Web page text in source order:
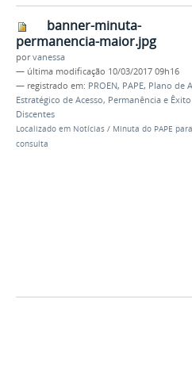
banner-minuta-
permanencia-maior.jpg
porvanessa
— última modificação 10/03/2017 09h16
— registrado em: PROEN, PAPE, Plano de
Estratégico de Acesso, Permanência e
Discentes
Localizado em Notícias / Minuta do PAPE para
consulta